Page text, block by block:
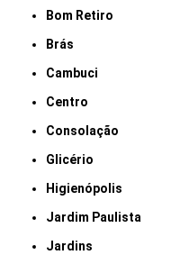
Bom Retiro
Brás
Cambuci
Centro
Consolação
Glicério
Higienópolis
Jardim Paulista
Jardins